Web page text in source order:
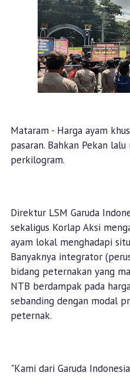
Mataram - Harga ayam
pasaran. Bahkan Pekan
perkilogram.
Direktur LSM Garuda
sekaligus Korlap Aksi
ayam lokal menghadapi
Banyaknya integrator
bidang peternakan yang
NTB berdampak pada
sebanding dengan modal
peternak.
"Kami dari Garuda